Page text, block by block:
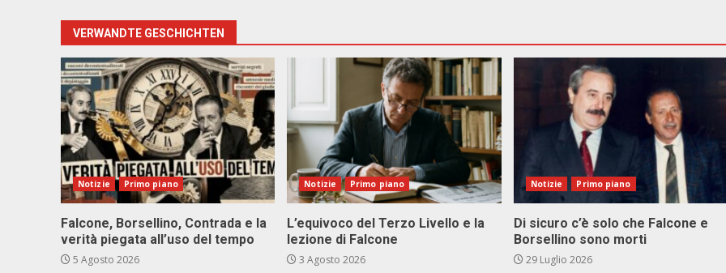
VERWANDTE GESCHICHTEN
Notizie Primo piano
Falcone, Borsellino, Contrada e la
verità piegata all’uso del tempo
5 Agosto 2026
Notizie Primo piano
L’equivoco del Terzo Livello e la
lezione di Falcone
3 Agosto 2026
Notizie Primo piano
Di sicuro c’è solo che Falcone e
Borsellino sono morti
29 Luglio 2026